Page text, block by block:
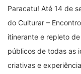
Paracatu! Até 14 de
do Culturar –
itinerante e repleto
públicos de todas as
criativas e